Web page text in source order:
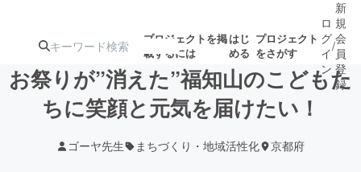
プロジェクトを掲
載するには
はじ
める
プロジェクト
をさがす
注目のリ
ターン
注目の新着プロ
ジェクト
募集終了が近いプ
ロジェクト
もうすぐ公開
されます
ロ
グ
イ
ン
/
新
規
会
員
登
録
お祭りが”消えた”福知山のこどもた
ちに笑顔と元気を届けたい！
ゴーヤ先生 まちづくり・地域活性化 京都府